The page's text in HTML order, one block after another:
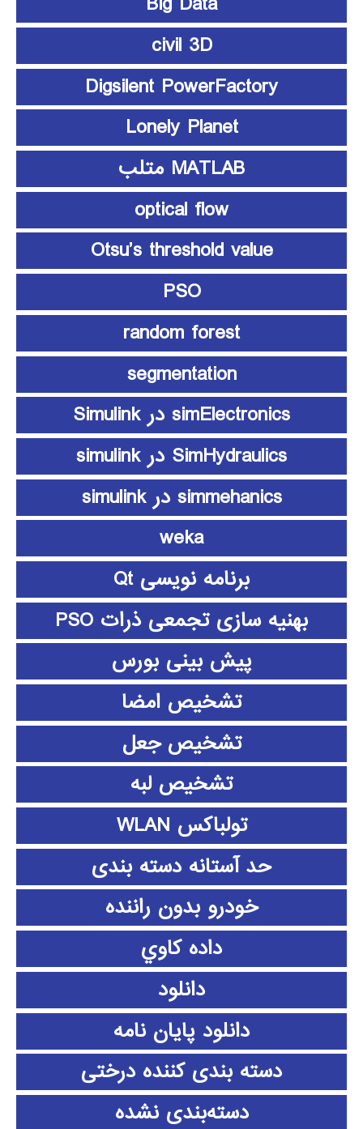
civil 3D
Digsilent PowerFactory
Lonely Planet
MATLAB متلب
optical flow
Otsu’s threshold value
PSO
random forest
segmentation
simElectronics در Simulink
SimHydraulics در simulink
simmehanics در simulink
weka
برنامه نویسی Qt
بهنیه سازی تجمعی ذرات PSO
پیش بینی بورس
تشخیص امضا
تشخیص جعل
تشخیص لبه
تولباکس WLAN
حد آستانه دسته بندی
خودرو بدون راننده
داده كاوي
دانلود
دانلود پايان نامه
دسته بندی کننده درختی
دسته‌بندی نشده